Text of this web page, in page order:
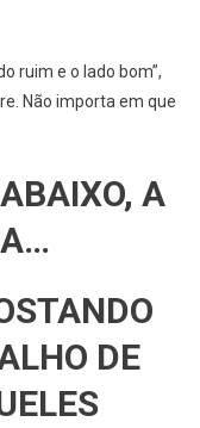
ruim e o lado bom”,
Não importa em que
A
DE